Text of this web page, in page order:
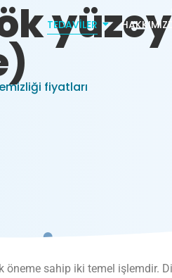
TEDAVILER
fiyatları
öneme sahip iki temel işlemdir.